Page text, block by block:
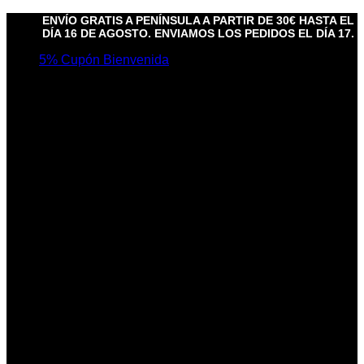
ENVÍO GRATIS A PENÍNSULA A PARTIR DE 30€ HASTA EL
DÍA 16 DE AGOSTO. ENVIAMOS LOS PEDIDOS EL DÍA 17.
5% Cupón Bienvenida